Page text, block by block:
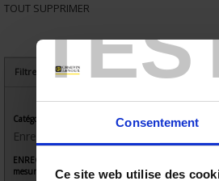
Consentement
Ce site web utilise des
TOUT SUPPRIMER
Filtrer les produits par critères
Catégorie
Enregistreurs sans papier
ENREGISTREUR - Nombre de voies de
mesure